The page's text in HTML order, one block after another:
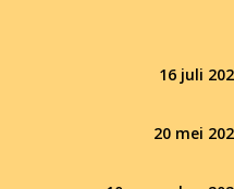
16 juli
20 mei